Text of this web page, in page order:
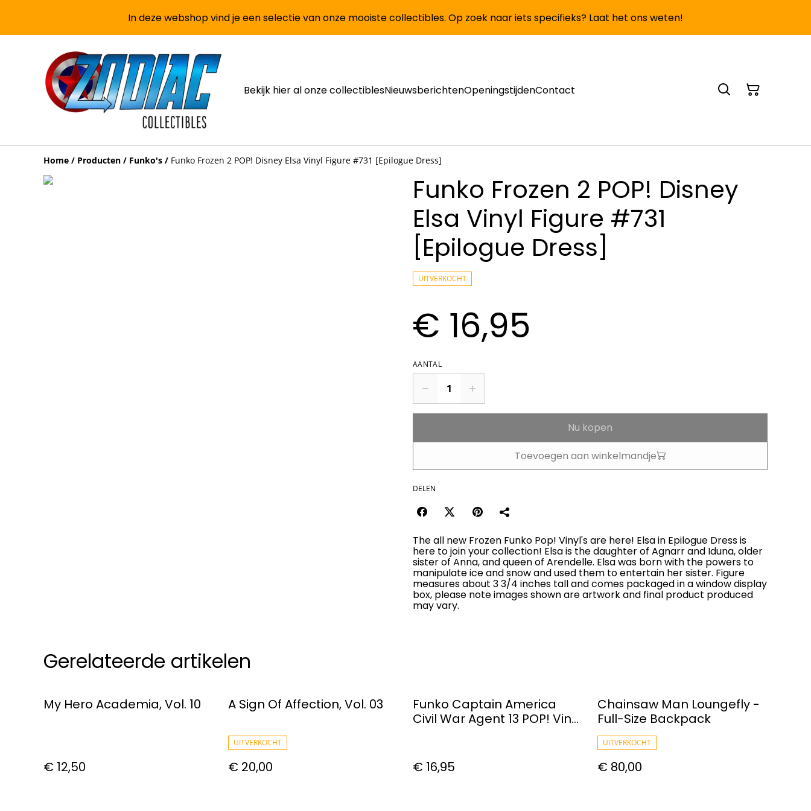
In deze webshop vind je een selectie van onze mooiste collectibles. Op zoek naar iets specifieks? Laat het ons weten!
Bekijk hier al onze collectiblesNieuwsberichtenOpeningstijdenContact
Home / Producten / Funko's / Funko Frozen 2 POP! Disney Elsa Vinyl Figure #731 [Epilogue Dress]
Funko Frozen 2 POP! Disney
Elsa Vinyl Figure #731
[Epilogue Dress]
UITVERKOCHT
€ 16,95
AANTAL
Nu kopen
Toevoegen aan winkelmandje
DELEN
The all new Frozen Funko Pop! Vinyl's are here! Elsa in Epilogue Dress is
here to join your collection! Elsa is the daughter of Agnarr and Iduna, older
sister of Anna, and queen of Arendelle. Elsa was born with the powers to
manipulate ice and snow and used them to entertain her sister. Figure
measures about 3 3/4 inches tall and comes packaged in a window display
box, please note images shown are artwork and final product produced
may vary.
Gerelateerde artikelen
My Hero Academia, Vol. 10
€ 12,50
A Sign Of Affection, Vol. 03
UITVERKOCHT
€ 20,00
Funko Captain America
Civil War Agent 13 POP! Vinyl
€ 16,95
Chainsaw Man Loungefly -
Full-Size Backpack
UITVERKOCHT
€ 80,00